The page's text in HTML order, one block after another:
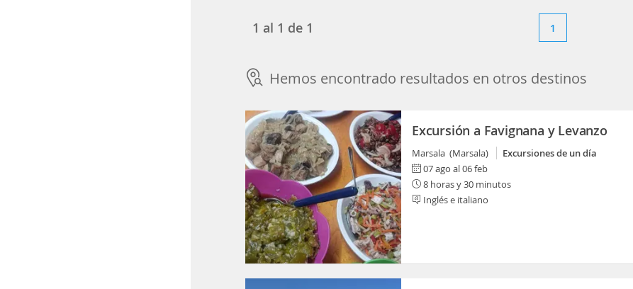
1 al 1 de 1 1
Hemos encontrado resultados en otros destinos
Excursión a Favignana y Levanzo
Marsala (Marsala)
Excursiones de un día
07 ago al 06 feb
8 horas y 30 minutos
Inglés e italiano